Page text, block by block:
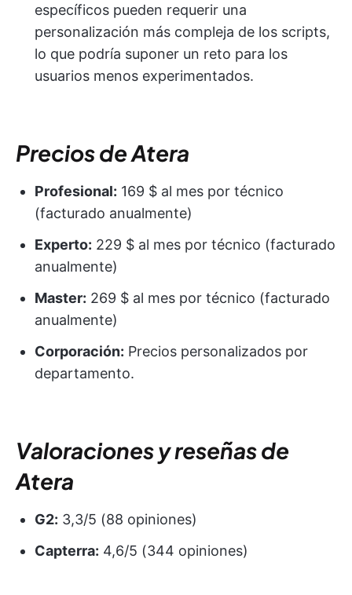
específicos pueden requerir una
personalización más compleja de los scripts,
lo que podría suponer un reto para los
usuarios menos experimentados.
Precios de Atera
Profesional: 169 $ al mes por técnico
(facturado anualmente)
Experto: 229 $ al mes por técnico (facturado
anualmente)
Master: 269 $ al mes por técnico (facturado
anualmente)
Corporación: Precios personalizados por
departamento.
Valoraciones y reseñas de
Atera
G2: 3,3/5 (88 opiniones)
Capterra: 4,6/5 (344 opiniones)